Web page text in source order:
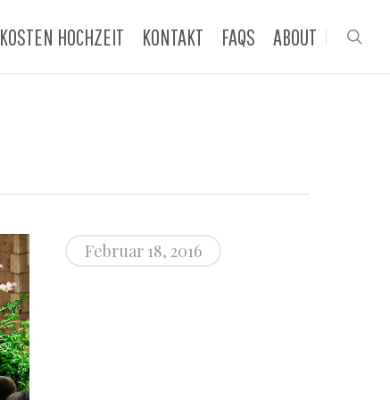
KOSTEN HOCHZEIT KONTAKT FAQS ABOUT
Februar 18, 2016